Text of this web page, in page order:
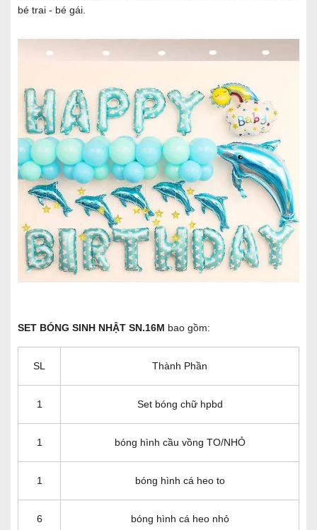
bé trai - bé gái.
SET BÓNG SINH NHẬT SN.16M bao gồm:
SL Thành Phần
1 Set bóng chữ hpbd
1 bóng hình cầu vồng TO/NHỎ
1 bóng hình cá heo to
6 bóng hình cá heo nhỏ